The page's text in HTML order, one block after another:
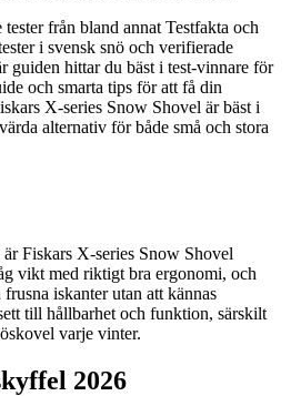
från bland annat Testfakta och
i svensk snö och verifierade
guiden hittar du bäst i test-vinnare för
och smarta tips för att få din
X-series Snow Shovel är bäst i
alternativ för både små och stora
Fiskars X-series Snow Shovel
vikt med riktigt bra ergonomi, och
iskanter utan att kännas
till hållbarhet och funktion, särskilt
varje vinter.
2026